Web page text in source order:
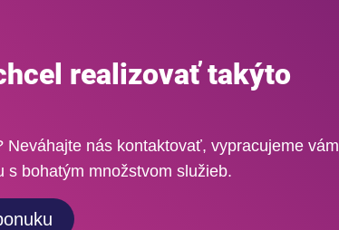
realizovať takýto
Neváhajte nás kontaktovať, vypracujeme vám
s bohatým množstvom služieb.